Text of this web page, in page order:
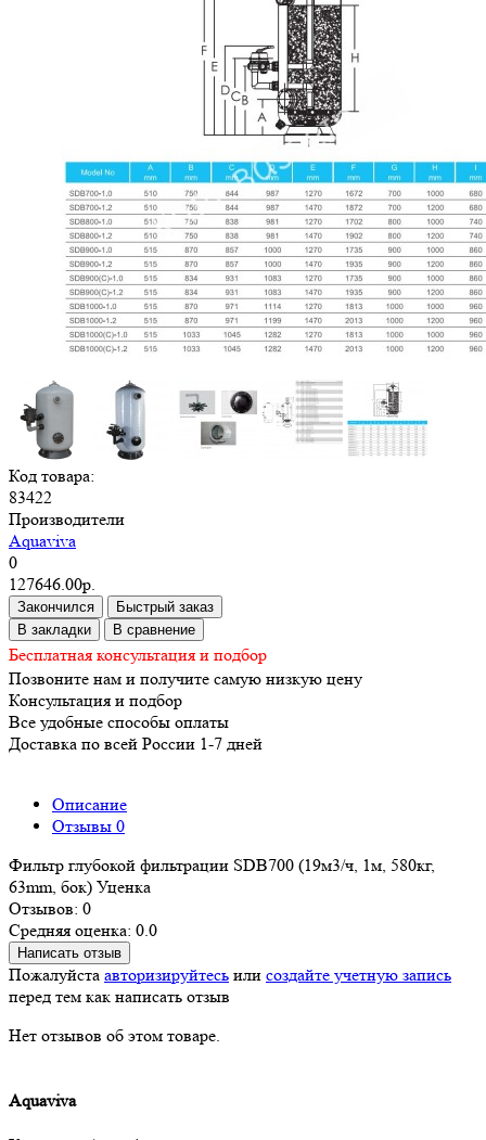
Код товара:
83422
Производители
Aquaviva
0
127646.00р.
Закончился
Быстрый заказ
В закладки
В сравнение
Бесплатная консультация и подбор
Позвоните нам и получите самую низкую цену
Консультация и подбор
Все удобные способы оплаты
Доставка по всей России 1-7 дней
Описание
Отзывы 0
Фильтр глубокой фильтрации SDB700 (19м3/ч, 1м, 580кг,
63mm, бок) Уценка
Отзывов: 0
Средняя оценка: 0.0
Написать отзыв
Пожалуйста авторизируйтесь или создайте учетную запись
перед тем как написать отзыв
Нет отзывов об этом товаре.
Aquaviva